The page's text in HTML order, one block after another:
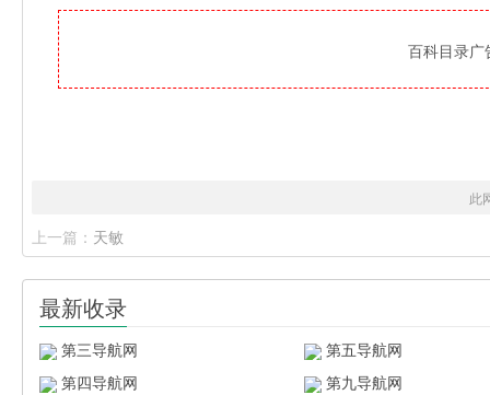
百科目录
此
上一篇： 天敏
最新收录
第三导航网
第五导航网
第四导航网
第九导航网